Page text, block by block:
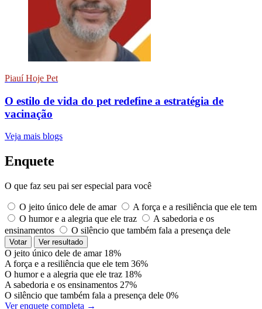
Piauí Hoje Pet
O estilo de vida do pet redefine a estratégia de
vacinação
Veja mais blogs
Enquete
O que faz seu pai ser especial para você
O jeito único dele de amar
A força e a resiliência que ele tem
O humor e a alegria que ele traz
A sabedoria e os
ensinamentos
O silêncio que também fala a presença dele
Votar Ver resultado
O jeito único dele de amar 18%
A força e a resiliência que ele tem 36%
O humor e a alegria que ele traz 18%
A sabedoria e os ensinamentos 27%
O silêncio que também fala a presença dele 0%
Ver enquete completa →